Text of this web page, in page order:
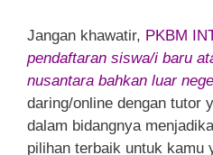
Jangan khawatir, PKBM
pendaftaran siswa/i baru
nusantara bahkan luar
daring/online dengan tutor
dalam bidangnya
pilihan terbaik untuk kamu